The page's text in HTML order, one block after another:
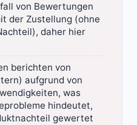
von Bewertungen
der Zustellung (ohne
daher hier
berichten von
aufgrund von
was
hindeutet,
gewertet